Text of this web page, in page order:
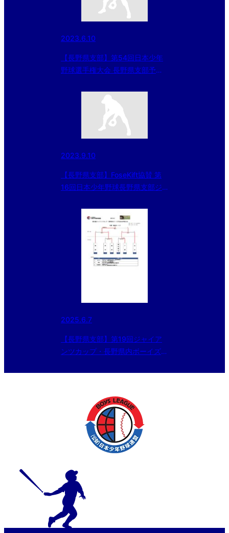
2023.6.10
【長野県支部】第54回日本少年
野球選手権大会 長野県支部予選
2023.9.10
【長野県支部】FoseKift協賛 第
16回日本少年野球長野県支部ジ
選）準決勝・決勝
2025.6.7
【長野県支部】第19回ジャイア
ンツカップ・長野県内ボーイズ代
結果）